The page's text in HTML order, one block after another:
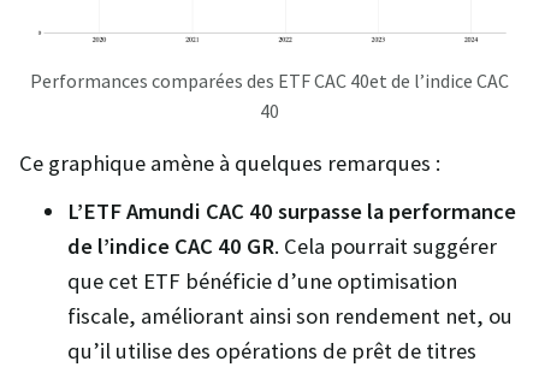
Performances comparées des ETF CAC 40et de l’indice CAC
40
Ce graphique amène à quelques remarques :
L’ETF Amundi CAC 40 surpasse la performance
de l’indice CAC 40 GR. Cela pourrait suggérer
que cet ETF bénéficie d’une optimisation
fiscale, améliorant ainsi son rendement net, ou
qu’il utilise des opérations de prêt de titres